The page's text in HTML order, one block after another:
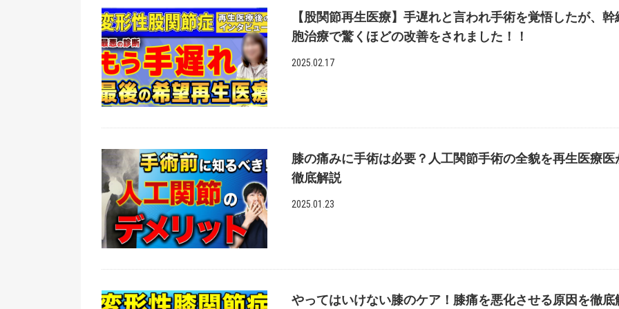
【股関節再生医療】手遅れと言われ手術を覚悟したが、幹
胞治療で驚くほどの改善をされました！！
2025.02.17
膝の痛みに手術は必要？人工関節手術の全貌を再生医療医
徹底解説
2025.01.23
やってはいけない膝のケア！膝痛を悪化させる原因を徹底